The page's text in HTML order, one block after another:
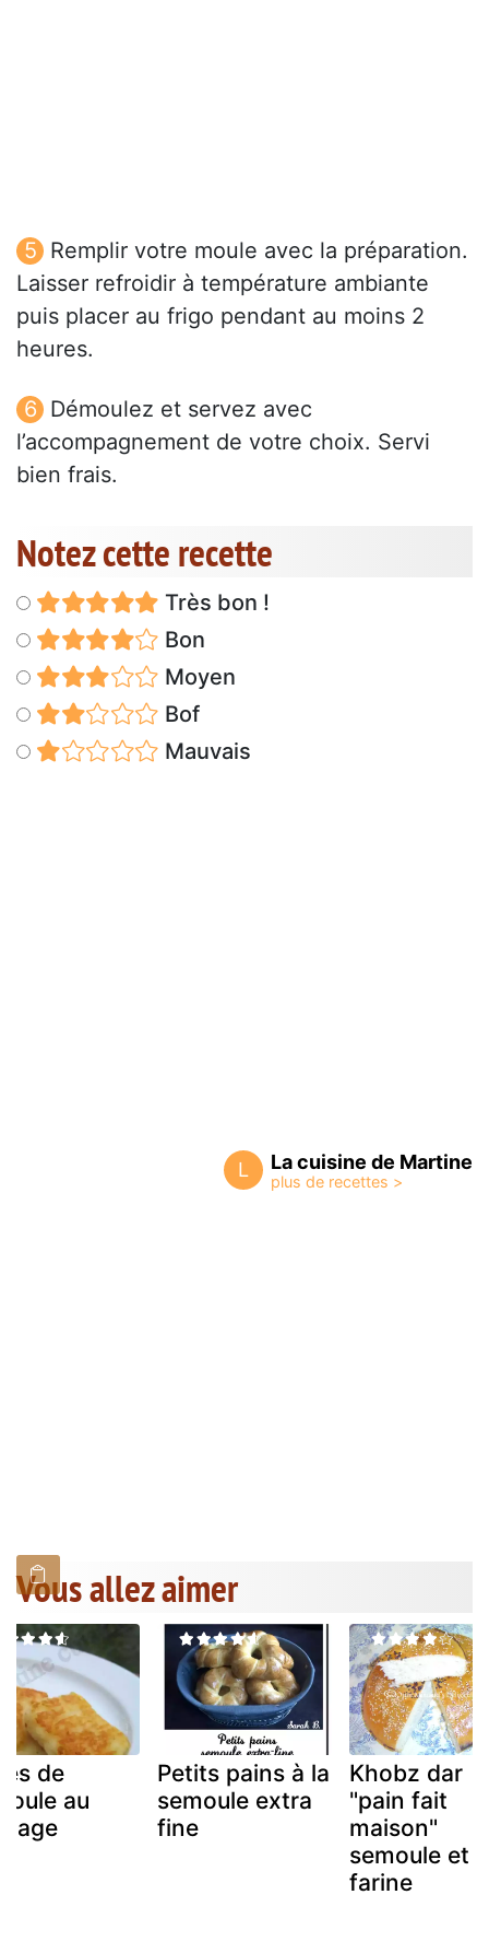
Remplir votre moule avec la préparation.
Laisser refroidir à température ambiante
puis placer au frigo pendant au moins 2
heures.
Démoulez et servez avec
l’accompagnement de votre choix. Servi
bien frais.
Notez cette recette
Très bon !
Bon
Moyen
Bof
Mauvais
L La cuisine de Martine
Vous allez aimer
de
au
Petits pains à la
semoule extra
fine
Khobz dar
"pain fait
maison"
semoule et
farine